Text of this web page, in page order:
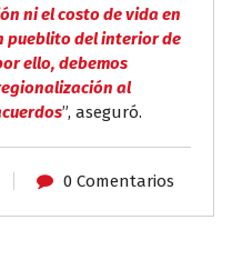
ni el costo de vida en
pueblito del interior de
ello, debemos
al
”, aseguró.
0 Comentarios